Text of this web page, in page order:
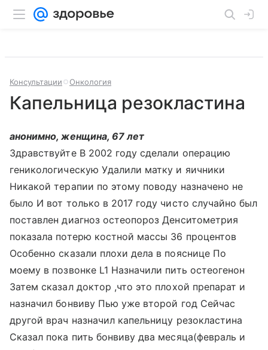
Консультации Онкология
Капельница резокластина
анонимно, женщина, 67 лет
Здравствуйте В 2002 году сделали операцию
геникологическую Удалили матку и яичники
Никакой терапии по этому поводу назначено не
было И вот только в 2017 году чисто случайно был
поставлен диагноз остеопороз Денситометрия
показала потерю костной массы 36 процентов
Особенно сказали плохи дела в пояснице По
моему в позвонке L1 Назначили пить остеогенон
Затем сказал доктор ,что это плохой препарат и
назначил бонвиву Пью уже второй год Сейчас
другой врач назначил капельницу резокластина
Сказал пока пить бонвиву два месяца(февраль и